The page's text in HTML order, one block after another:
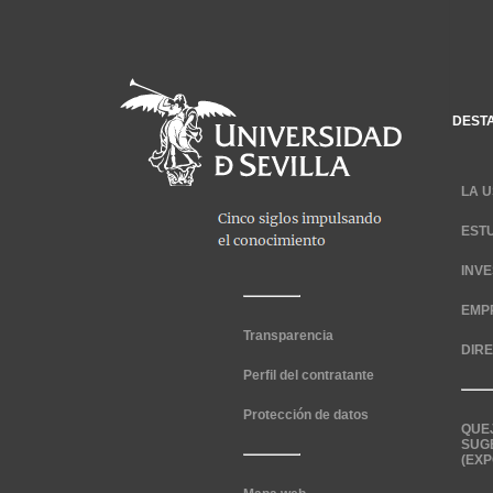
Transparencia
Perfil del contratante
Protección de datos
LA